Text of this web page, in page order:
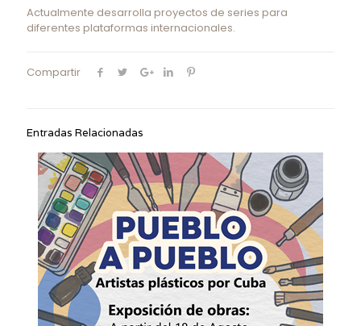
Actualmente desarrolla proyectos de series para
diferentes plataformas internacionales.
Compartir
Entradas Relacionadas